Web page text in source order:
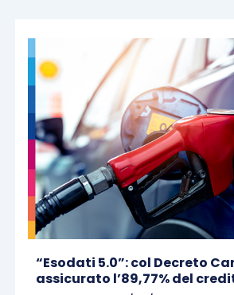
“Esodati 5.0”: col Decreto
assicurato l’89,77% del